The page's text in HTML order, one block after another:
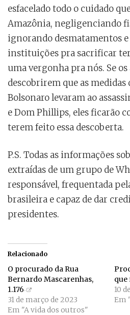
esfacelado todo o cuidado
Amazônia, negligenciando
ignorando desmatamentos
instituições pra sacrificar
uma vergonha pra nós. Se
descobrirem que as medidas
Bolsonaro levaram ao
e Dom Phillips, eles ficarão
terem feito essa descoberta.
P.S. Todas as informações
extraídas de um grupo de
responsável, frequentada
brasileira e capaz de dar
presidentes.
Relacionado
O procurado da Rua
Bernardo Mascarenhas,
1.176
31 de março de 2023
Em "A vida dos outros"
que
10
Em